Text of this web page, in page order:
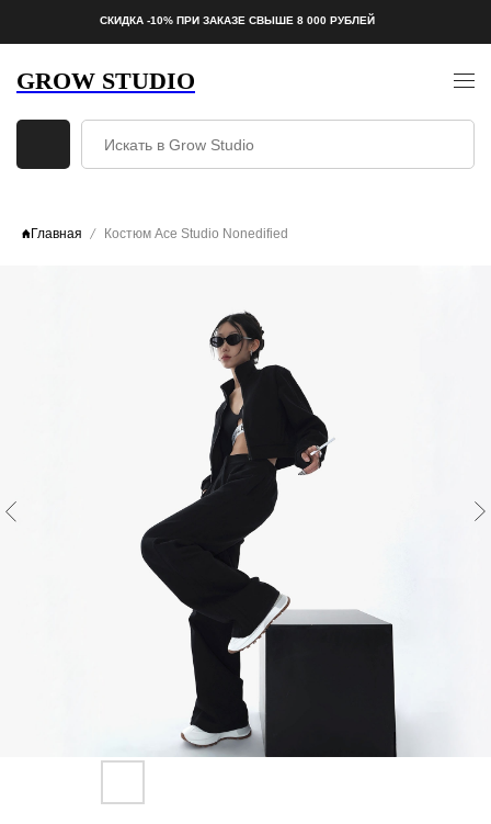
СКИДКА -10% ПРИ ЗАКАЗЕ СВЫШЕ 8 000 РУБЛЕЙ
GROW STUDIO
Главная Костюм Ace Studio Nonedified